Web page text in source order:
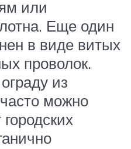
или
Еще один
в виде витых
проволок.
из
можно